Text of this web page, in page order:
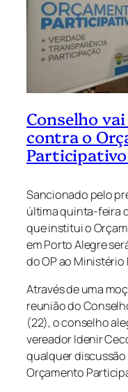
Conselho
contra o
Sancionado pelo
última quinta-feira
que institui o
em Porto Alegre
do OP ao Ministério
Através de uma
reunião do
(22), o conselho
vereador Idenir
qualquer
Orçamento